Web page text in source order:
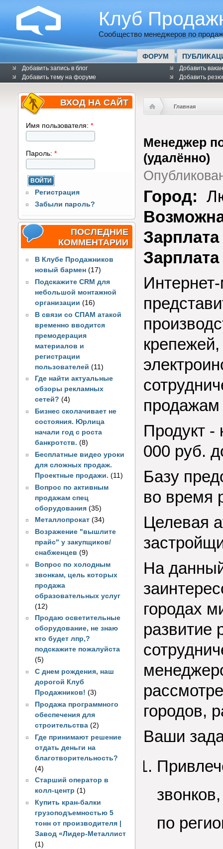
Клуб
Сообщество менеджеров по
ФОРУМ
Добавить запись в блог
Добавить тему на форуме
Добавить
Добавить
ВХОД НА САЙТ
Имя пользователя: *
Пароль: *
Регистрация
Забыли пароль?
ПОСЛЕДНИЕ
КОММЕНТАРИИ
В Клубе Продажников
новый бармен (17)
Подскажите CRM для
небольшой монтажной
организации (16)
В связи со СПАМ атакой
временно вводится
премодерация
материалов и
регистрации
пользователей(11)
Где найти актуальные
обзоры рекламных
сетей? (4)
Бизнес сколачивает не
состояния. Юрлица
начали год с роста
банкротств. (8)
Бесплатные видео уроки
для сложных продаж.
Проектные продажи. (11)
Вопрос по активным
продажам спец
оборудования (35)
Металлопрокат (34)
Возражение "вышлите
прайс" у закупщиков/
снабженцев (9)
Вопрос по холодным
звонкам, цель которых
продажа
образовательных услуг
(12)
Продаю осветительные
оборудование, не знаю
кто будет лпр,?
подскажите пожалуйста
(5)
С днем рождения, наш
дорогой Клуб
Продажников! (3)
Продажа программного
обеспечения для
строительства (2)
Где принимают решение
отдать деньги на
благотворительность?
(4)
Старший оператор в
колл-центр (1)
Купить кран-балки
грузоподъемностью 5
тонн от производителя |
Завод «Лидер-Металлист
(1)
Главная
Менеджер
(удалённо)
Город:
продажам
Продукт -
000 руб.
Базу
во время
Целевая
На
городах
развитие
городов,
Ваши
по